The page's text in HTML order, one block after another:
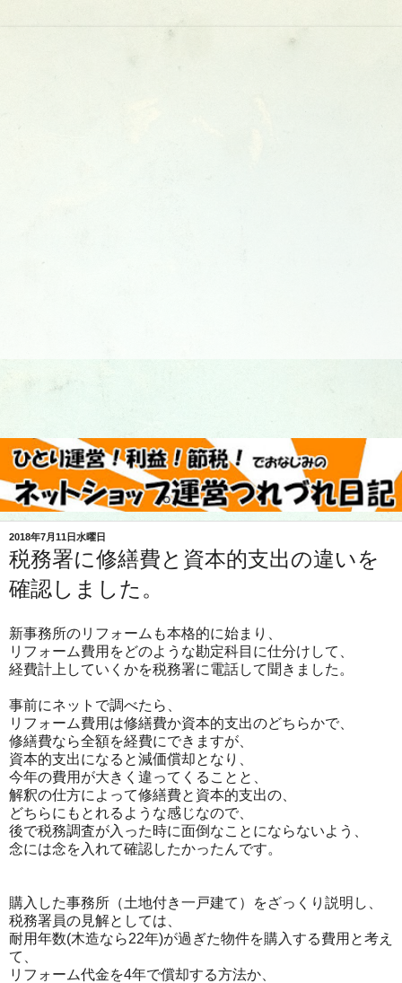
2018年7月11日水曜日
税務署に修繕費と資本的支出の違いを
確認しました。
新事務所のリフォームも本格的に始まり、
リフォーム費用をどのような勘定科目に仕分けして、
経費計上していくかを税務署に電話して聞きました。
事前にネットで調べたら、
リフォーム費用は修繕費か資本的支出のどちらかで、
修繕費なら全額を経費にできますが、
資本的支出になると減価償却となり、
今年の費用が大きく違ってくることと、
解釈の仕方によって修繕費と資本的支出の、
どちらにもとれるような感じなので、
後で税務調査が入った時に面倒なことにならないよう、
念には念を入れて確認したかったんです。
購入した事務所（土地付き一戸建て）をざっくり説明し、
税務署員の見解としては、
耐用年数(木造なら22年)が過ぎた物件を購入する費用と考え
て、
リフォーム代金を4年で償却する方法か、